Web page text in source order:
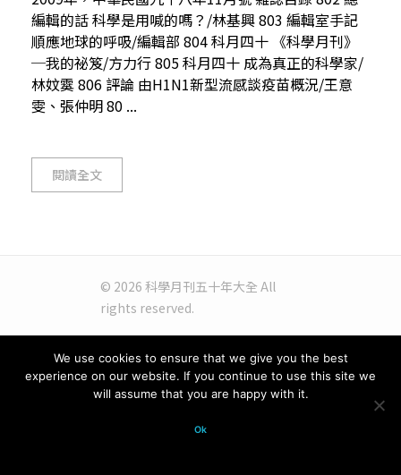
編輯的話 科學是用喊的嗎？/林基興 803 編輯室手記
順應地球的呼吸/編輯部 804 科月四十 《科學月刊》
─我的祕笈/方力行 805 科月四十 成為真正的科學家/
林妏霙 806 評論 由H1N1新型流感談疫苗概況/王意
雯、張仲明 80 ...
閱讀全文
© 2026 科學月刊五十年大全 All
rights reserved.
We use cookies to ensure that we give you the best
experience on our website. If you continue to use this site we
will assume that you are happy with it.
Ok